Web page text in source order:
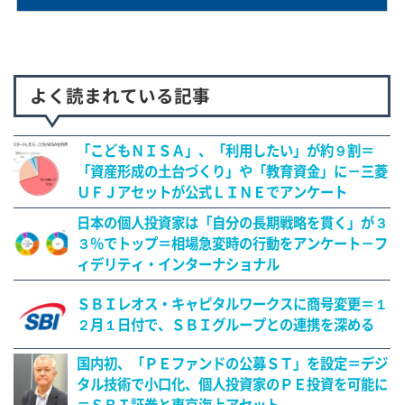
よく読まれている記事
「こどもＮＩＳＡ」、「利用したい」が約９割＝
「資産形成の土台づくり」や「教育資金」に－三菱
ＵＦＪアセットが公式ＬＩＮＥでアンケート
日本の個人投資家は「自分の長期戦略を貫く」が３
３％でトップ＝相場急変時の行動をアンケート－フ
ィデリティ・インターナショナル
ＳＢＩレオス・キャピタルワークスに商号変更＝１
２月１日付で、ＳＢＩグループとの連携を深める
国内初、「ＰＥファンドの公募ＳＴ」を設定＝デジ
タル技術で小口化、個人投資家のＰＥ投資を可能に